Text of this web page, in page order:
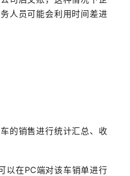
人员可能会利用时间差进
的销售进行统计汇总、收
以在PC端对该车销单进行